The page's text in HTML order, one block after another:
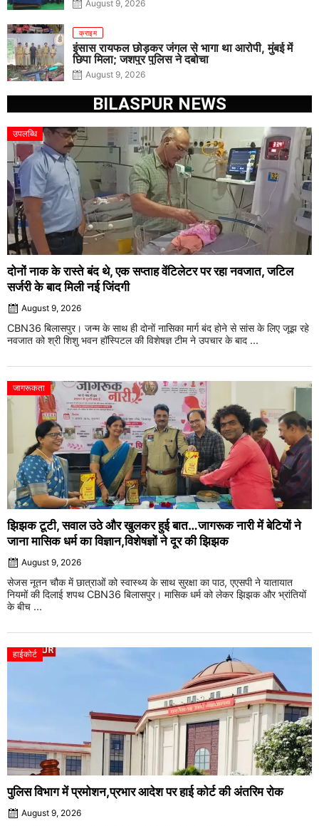
August 9, 2026
क्राइम
इंसास रायफल छोड़कर जंगल से भागा था आरोपी, मुंबई में
छिपा मिला; जशपुर पुलिस ने दबोचा
August 9, 2026
BILASPUR NEWS
उपलब्धि
दोनों नाक के रास्ते बंद थे, एक सप्ताह वेंटिलेटर पर रहा नवजात, जटिल
सर्जरी के बाद मिली नई जिंदगी
August 9, 2026
CBN36 बिलासपुर। जन्म के साथ ही दोनों नासिका मार्ग बंद होने से सांस के लिए जूझ रहे
नवजात को श्री शिशु भवन हॉस्पिटल की विशेषज्ञ टीम ने उपचार के बाद ...
जागरूकता
झिझक टूटी, सवाल उठे और खुलकर हुई बात…जागरूक नारी में बेटियों ने
जाना मासिक धर्म का विज्ञान,विशेषज्ञों ने दूर की झिझक
August 9, 2026
सेजस नूतन चौक में छात्राओं को स्वास्थ्य के साथ सुरक्षा का पाठ, एएसपी ने यातायात
नियमों की दिलाई शपथ CBN36 बिलासपुर। मासिक धर्म को लेकर झिझक और भ्रांतियों
के बीच ...
हाईकोर्ट
पुलिस विभाग में प्रमोशन,प्रभार आदेश पर हाई कोर्ट की अंतरिम रोक
August 9, 2026